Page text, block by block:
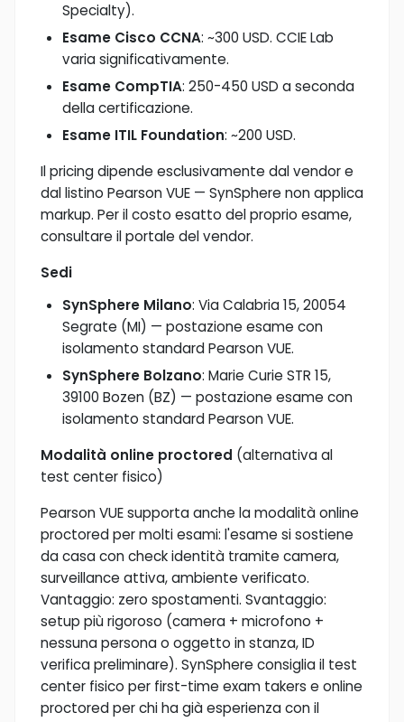
Specialty).
Esame Cisco CCNA: ~300 USD. CCIE Lab
varia significativamente.
Esame CompTIA: 250-450 USD a seconda
della certificazione.
Esame ITIL Foundation: ~200 USD.
Il pricing dipende esclusivamente dal vendor e
dal listino Pearson VUE — SynSphere non applica
markup. Per il costo esatto del proprio esame,
consultare il portale del vendor.
Sedi
SynSphere Milano: Via Calabria 15, 20054
Segrate (MI) — postazione esame con
isolamento standard Pearson VUE.
SynSphere Bolzano: Marie Curie STR 15,
39100 Bozen (BZ) — postazione esame con
isolamento standard Pearson VUE.
Modalità online proctored (alternativa al
test center fisico)
Pearson VUE supporta anche la modalità online
proctored per molti esami: l'esame si sostiene
da casa con check identità tramite camera,
surveillance attiva, ambiente verificato.
Vantaggio: zero spostamenti. Svantaggio:
setup più rigoroso (camera + microfono +
nessuna persona o oggetto in stanza, ID
verifica preliminare). SynSphere consiglia il test
center fisico per first-time exam takers e online
proctored per chi ha già esperienza con il